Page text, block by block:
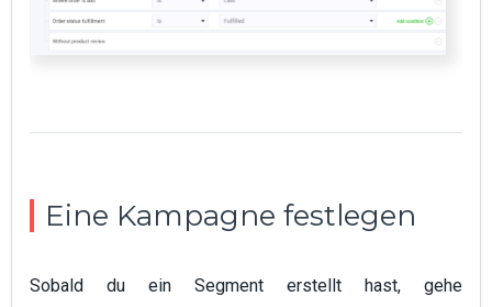
Eine Kampagne festlegen
Sobald du ein Segment erstellt hast, gehe